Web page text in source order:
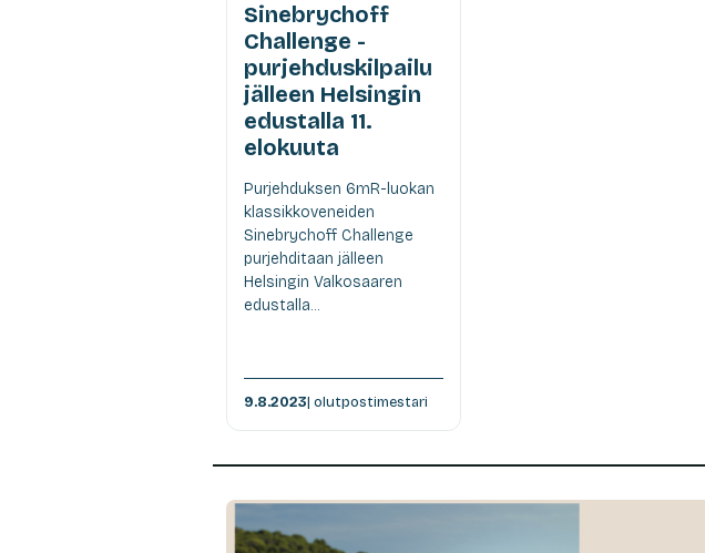
Sinebrychoff
Challenge -
purjehduskilpailu
jälleen Helsingin
edustalla 11.
elokuuta
Purjehduksen 6mR-luokan
klassikkoveneiden
Sinebrychoff Challenge
purjehditaan jälleen
Helsingin Valkosaaren
edustalla...
9.8.2023| olutpostimestari